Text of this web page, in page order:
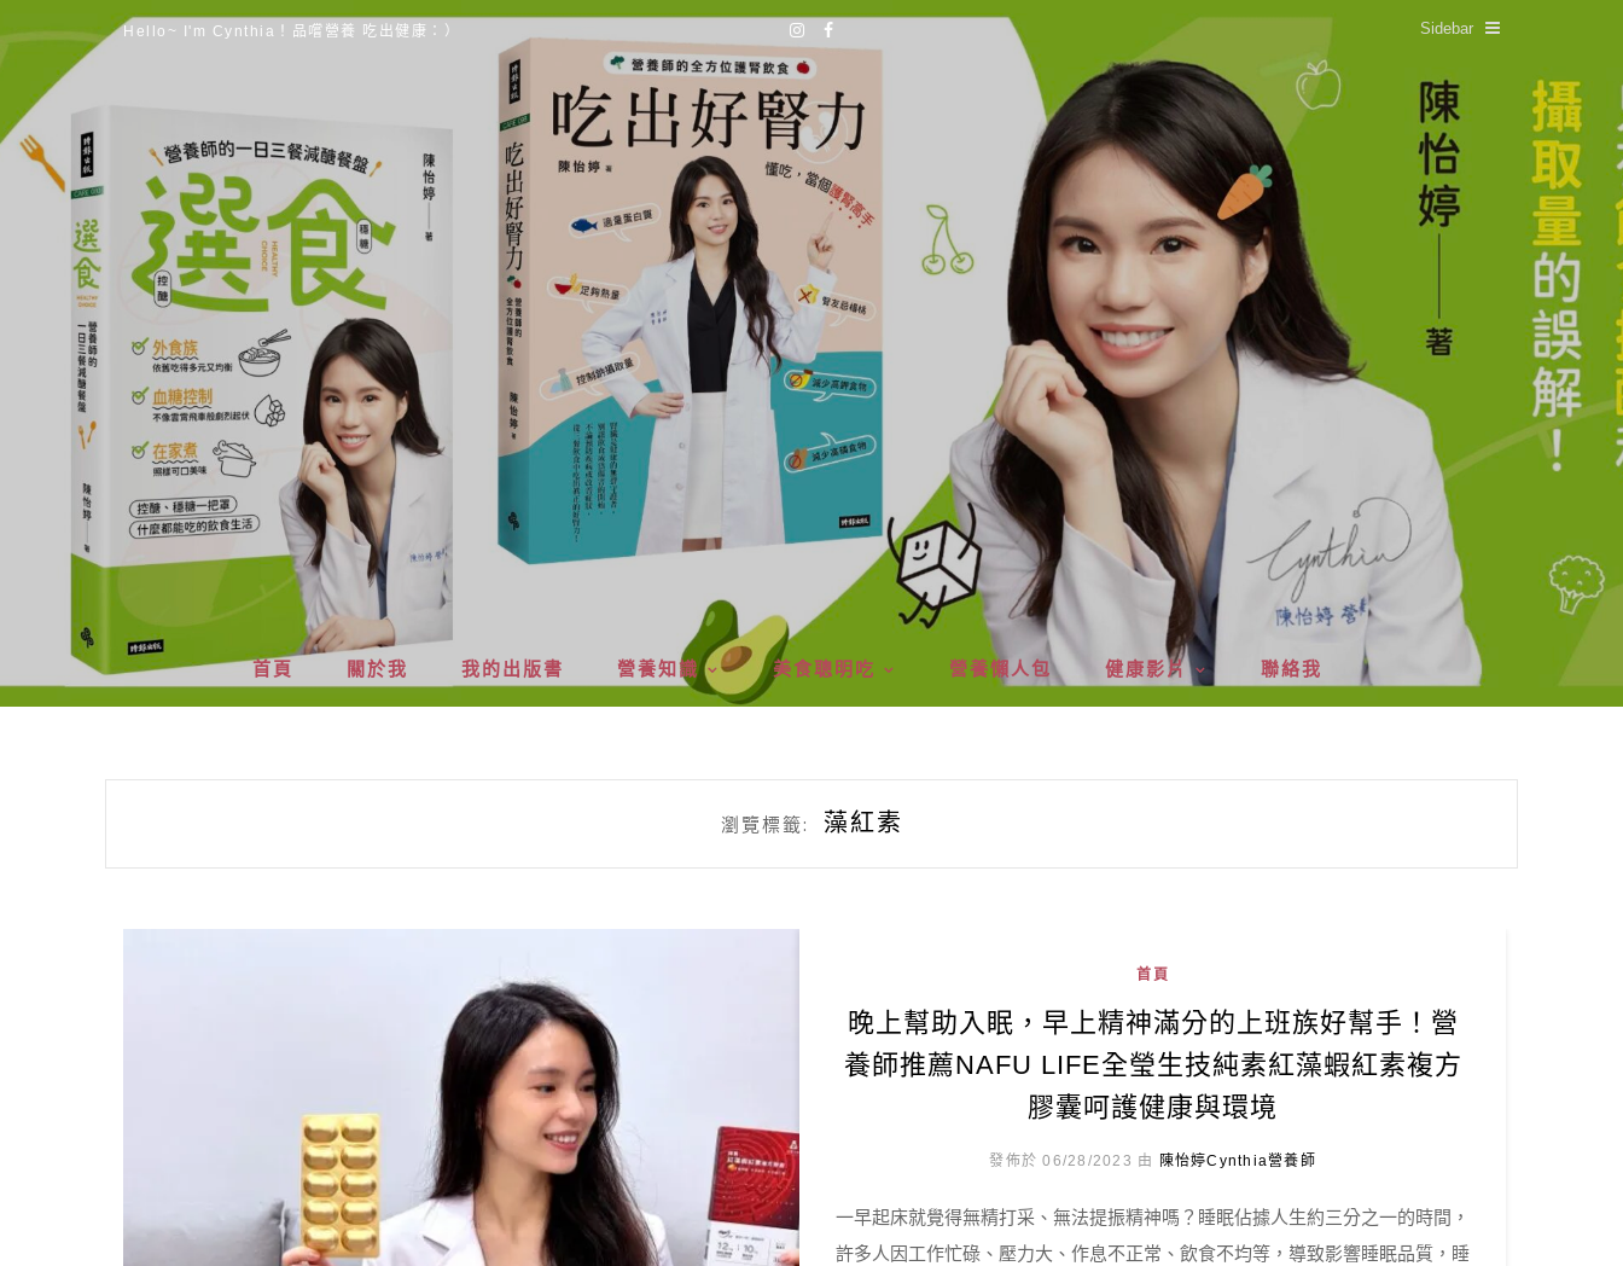
Hello~ I'm Cynthia！品嚐營養 吃出健康：） Sidebar
首頁 關於我 我的出版書 營養知識 美食聰明吃 營養懶人包 健康影片 聯絡我
瀏覽標籤: 藻紅素
首頁
晚上幫助入眠，早上精神滿分的上班族好幫手！營
養師推薦NAFU LIFE全瑩生技純素紅藻蝦紅素複方
膠囊呵護健康與環境
發佈於 06/28/2023 由 陳怡婷Cynthia營養師
一早起床就覺得無精打采、無法提振精神嗎？睡眠佔據人生約三分之一的時間，
許多人因工作忙碌、壓力大、作息不正常、飲食不均等，導致影響睡眠品質，睡